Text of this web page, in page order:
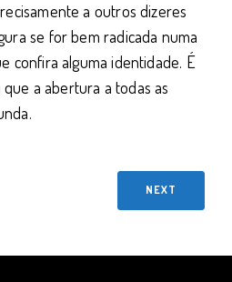
a outros dizeres
se for bem radicada numa
confira alguma identidade. É
a abertura a todas as
NEXT